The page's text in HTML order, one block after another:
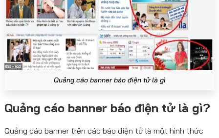
Quảng cáo banner báo điện tử là gì
Quảng cáo banner báo điện tử là gì?
Quảng cáo banner trên các báo điện tử là một hình thức